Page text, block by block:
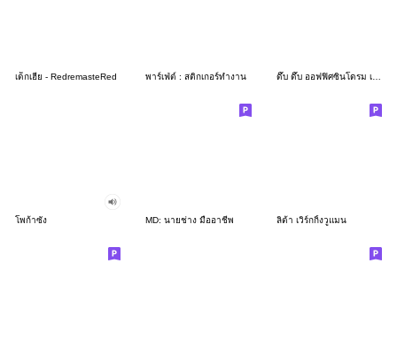
เด็กเฮีย - RedremasteRed พาร์เฟ่ต์ : สติกเกอร์ทำงาน ดึ๊บ ดึ๊บ ออฟฟิศซินโดรม เจ็ด
โพก้าซัง MD: นายช่าง มืออาชีพ ลิต้า เวิร์กกิ้งวูแมน